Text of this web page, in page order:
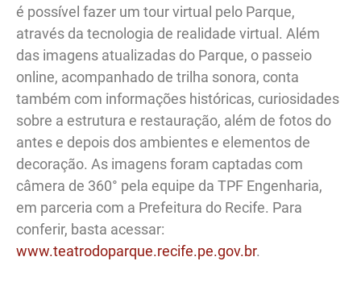
é possível fazer um tour virtual pelo Parque,
através da tecnologia de realidade virtual. Além
das imagens atualizadas do Parque, o passeio
online, acompanhado de trilha sonora, conta
também com informações históricas, curiosidades
sobre a estrutura e restauração, além de fotos do
antes e depois dos ambientes e elementos de
decoração. As imagens foram captadas com
câmera de 360° pela equipe da TPF Engenharia,
em parceria com a Prefeitura do Recife. Para
conferir, basta acessar:
www.teatrodoparque.recife.pe.gov.br.